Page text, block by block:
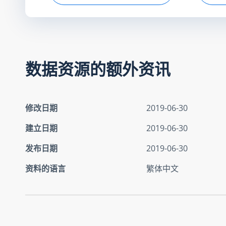
数据资源的额外资讯
修改日期
2019-06-30
建立日期
2019-06-30
发布日期
2019-06-30
资料的语言
繁体中文